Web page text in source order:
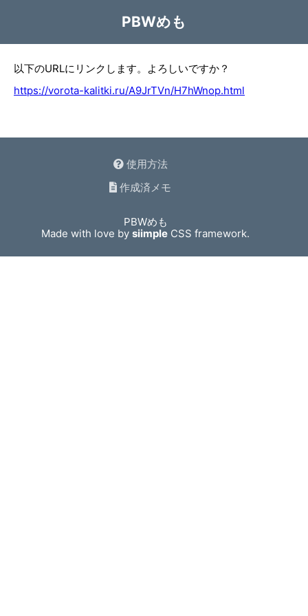
PBWめも
以下のURLにリンクします。よろしいですか？
https://vorota-kalitki.ru/A9JrTVn/H7hWnop.html
使用方法
作成済メモ
PBWめも
Made with love bysiimple CSS framework.